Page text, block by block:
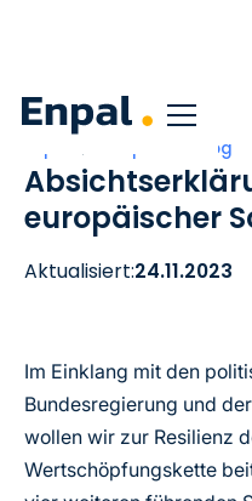
Enpal Corporate Blog
europäischer
Aktualisiert:24.11.2023
Im Einklang mit den
Bundesregierung und
wollen wir zur Resilienz
Wertschöpfungskette